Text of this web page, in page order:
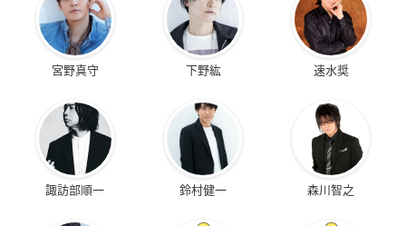
宮野真守 下野紘 速水奨
諏訪部順一 鈴村健一 森川智之